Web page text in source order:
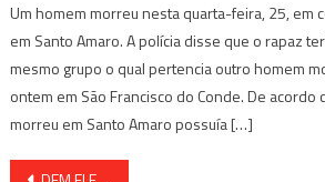
Um homem morreu nesta quarta-feira, 25, em
em Santo Amaro. A polícia disse que o rapaz
mesmo grupo o qual pertencia outro homem
ontem em São Francisco do Conde. De acordo
morreu em Santo Amaro possuía […]